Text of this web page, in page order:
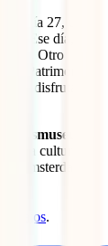
, el día 27, una
Ese día, la
Otro
Patrimonio
y disfrutar
Rijksmuseum
cultural.
Ámsterdam es
Bajos.